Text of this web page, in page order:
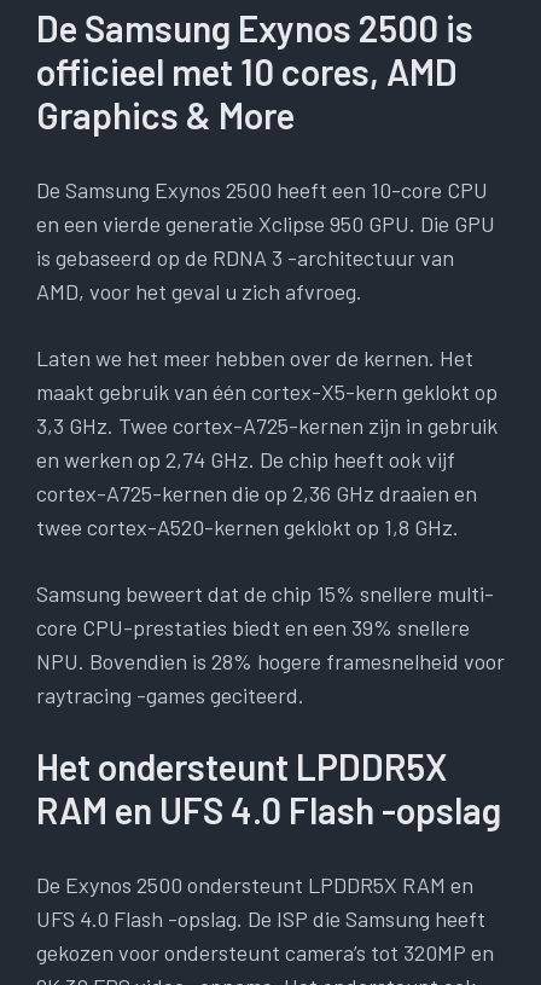
De Samsung Exynos 2500 is
officieel met 10 cores, AMD
Graphics & More
De Samsung Exynos 2500 heeft een 10-core CPU
en een vierde generatie Xclipse 950 GPU. Die GPU
is gebaseerd op de RDNA 3 -architectuur van
AMD, voor het geval u zich afvroeg.
Laten we het meer hebben over de kernen. Het
maakt gebruik van één cortex-X5-kern geklokt op
3,3 GHz. Twee cortex-A725-kernen zijn in gebruik
en werken op 2,74 GHz. De chip heeft ook vijf
cortex-A725-kernen die op 2,36 GHz draaien en
twee cortex-A520-kernen geklokt op 1,8 GHz.
Samsung beweert dat de chip 15% snellere multi-
core CPU-prestaties biedt en een 39% snellere
NPU. Bovendien is 28% hogere framesnelheid voor
raytracing -games geciteerd.
Het ondersteunt LPDDR5X
RAM en UFS 4.0 Flash -opslag
De Exynos 2500 ondersteunt LPDDR5X RAM en
UFS 4.0 Flash -opslag. De ISP die Samsung heeft
gekozen voor ondersteunt camera’s tot 320MP en